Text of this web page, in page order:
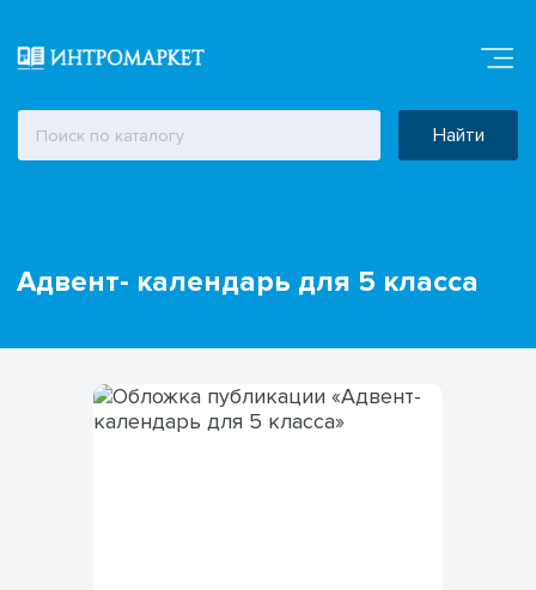
Найти
Адвент- календарь для 5 класса